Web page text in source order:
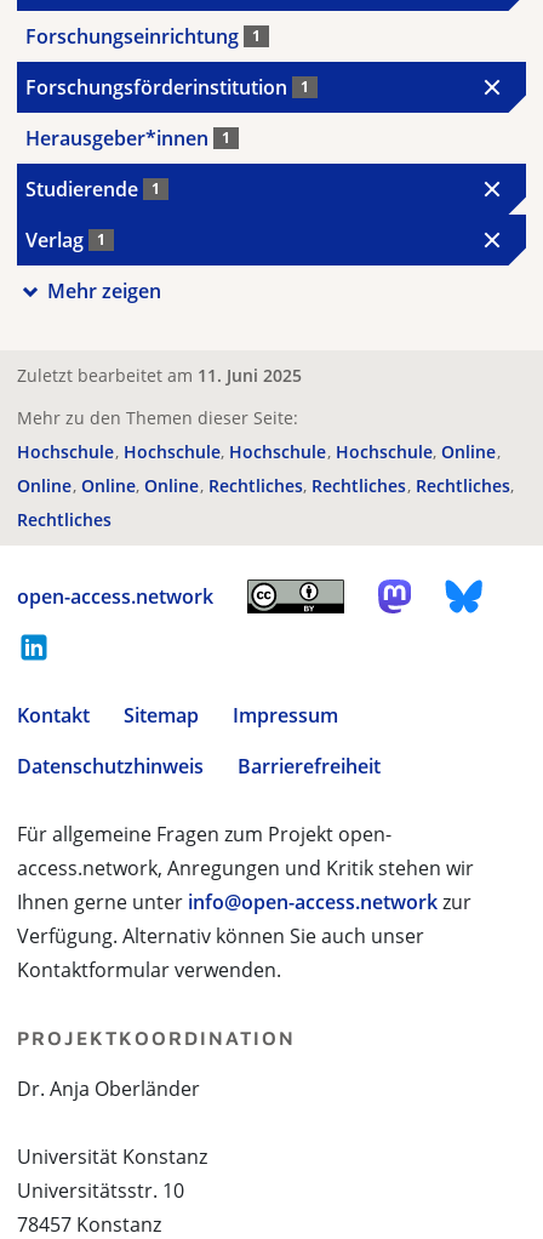
Forschungseinrichtung 1
Forschungsförderinstitution 1
Herausgeber*innen 1
Studierende 1
Verlag 1
Mehr zeigen
Zuletzt bearbeitet am 11. Juni 2025
Mehr zu den Themen dieser Seite:
Hochschule Hochschule Hochschule Hochschule Online
Online Online Online Rechtliches Rechtliches Rechtliches
Rechtliches
open-access.network
Kontakt Sitemap
Impressum
Datenschutzhinweis
Barrierefreiheit
Für allgemeine Fragen zum Projekt open-
access.network, Anregungen und Kritik stehen wir
Ihnen gerne unter info@open-access.networkzur
Verfügung. Alternativ können Sie auch unser
Kontaktformular verwenden.
PROJEKTKOORDINATION
Dr. Anja Oberländer
Universität Konstanz
Universitätsstr. 10
78457 Konstanz